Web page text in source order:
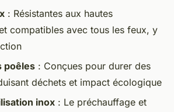
: Résistantes aux hautes
compatibles avec tous les feux, y
poêles : Conçues pour durer des
déchets et impact écologique
inox : Le préchauffage et